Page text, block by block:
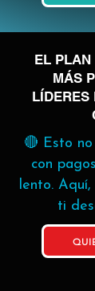
EL PLAN
MÁS
LÍDERES
🔴 Esto
con
lento.
ti